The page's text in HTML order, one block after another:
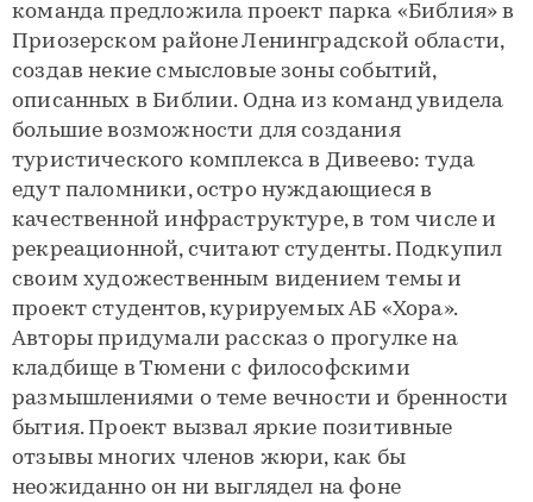
команда предложила проект парка «Библия» в
Приозерском районе Ленинградской области,
создав некие смысловые зоны событий,
описанных в Библии. Одна из команд увидела
большие возможности для создания
туристического комплекса в Дивеево: туда
едут паломники, остро нуждающиеся в
качественной инфраструктуре, в том числе и
рекреационной, считают студенты. Подкупил
своим художественным видением темы и
проект студентов, курируемых АБ «Хора».
Авторы придумали рассказ о прогулке на
кладбище в Тюмени с философскими
размышлениями о теме вечности и бренности
бытия. Проект вызвал яркие позитивные
отзывы многих членов жюри, как бы
неожиданно он ни выглядел на фоне